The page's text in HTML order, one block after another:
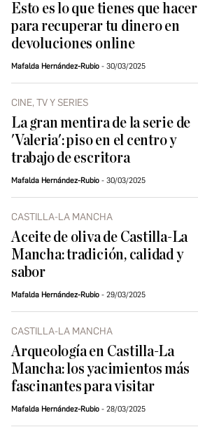
Esto es lo que tienes que hacer
para recuperar tu dinero en
devoluciones online
Mafalda Hernández-Rubio 30/03/2025
CINE, TV Y SERIES
La gran mentira de la serie de
'Valeria': piso en el centro y
trabajo de escritora
Mafalda Hernández-Rubio 30/03/2025
CASTILLA-LA MANCHA
Aceite de oliva de Castilla-La
Mancha: tradición, calidad y
sabor
Mafalda Hernández-Rubio 29/03/2025
CASTILLA-LA MANCHA
Arqueología en Castilla-La
Mancha: los yacimientos más
fascinantes para visitar
Mafalda Hernández-Rubio 28/03/2025